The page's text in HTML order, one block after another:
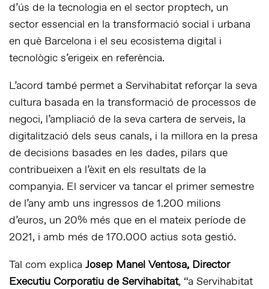
d’ús de la tecnologia en el sector proptech, un
sector essencial en la transformació social i urbana
en què Barcelona i el seu ecosistema digital i
tecnològic s’erigeix en referència.
L’acord també permet a Servihabitat reforçar la seva
cultura basada en la transformació de processos de
negoci, l’ampliació de la seva cartera de serveis, la
digitalització dels seus canals, i la millora en la presa
de decisions basades en les dades, pilars que
contribueixen a l’èxit en els resultats de la
companyia. El servicer va tancar el primer semestre
de l’any amb uns ingressos de 1.200 milions
d’euros, un 20% més que en el mateix període de
2021, i amb més de 170.000 actius sota gestió.
Tal com explica Josep Manel Ventosa, Director
Executiu Corporatiu de Servihabitat, “a Servihabitat